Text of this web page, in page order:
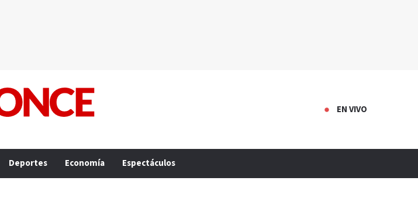
EN VIVO
Deportes Economía Espectáculos